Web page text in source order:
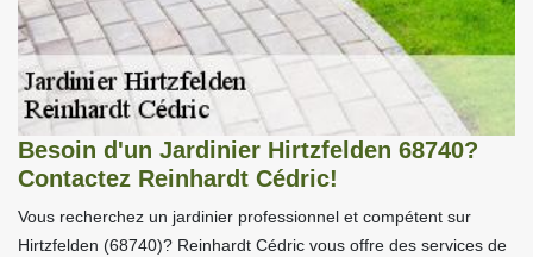
Besoin d'un Jardinier Hirtzfelden 68740?
Contactez Reinhardt Cédric!
Vous recherchez un jardinier professionnel et compétent sur
Hirtzfelden (68740)? Reinhardt Cédric vous offre des services de